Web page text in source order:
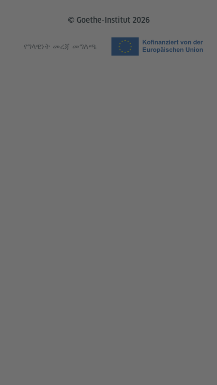
© Goethe-Institut 2026
የግላዊነት መረጃ መግለጫ